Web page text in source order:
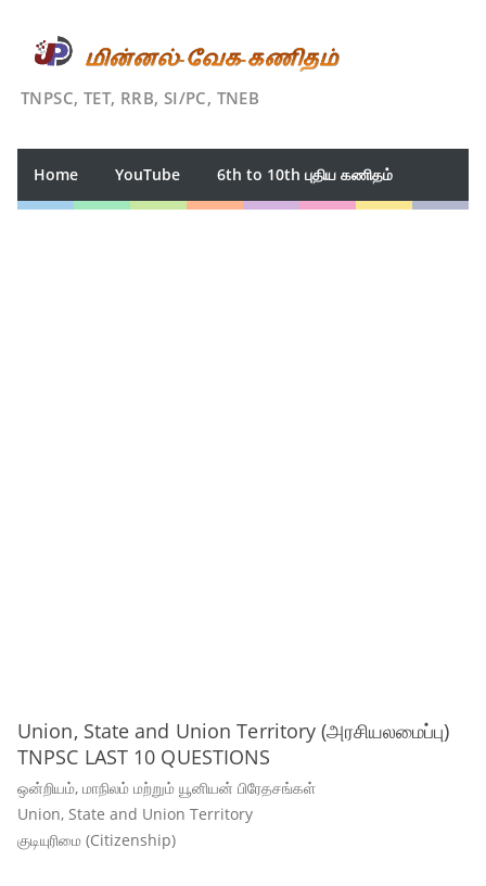
TNPSC, TET, RRB, SI/PC, TNEB
Home YouTube 6th to 10th புதிய கணிதம்
Union, State and Union Territory (அரசியலமைப்பு)
TNPSC LAST 10 QUESTIONS
ஒன்றியம், மாநிலம் மற்றும் யூனியன் பிரேதசங்கள்
Union, State and Union Territory
குடியுரிமை (Citizenship)